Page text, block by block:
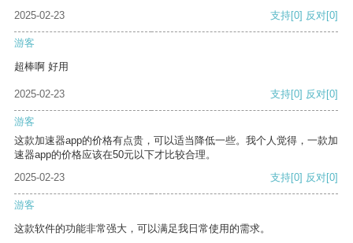
2025-02-23
支持[0] 反对[0]
游客
超棒啊 好用
2025-02-23 支持[0] 反对[0]
游客
这款加速器app的价格有点贵，可以适当降低一些。我个人觉得，一款加
速器app的价格应该在50元以下才比较合理。
2025-02-23
支持[0] 反对[0]
游客
这款软件的功能非常强大，可以满足我日常使用的需求。